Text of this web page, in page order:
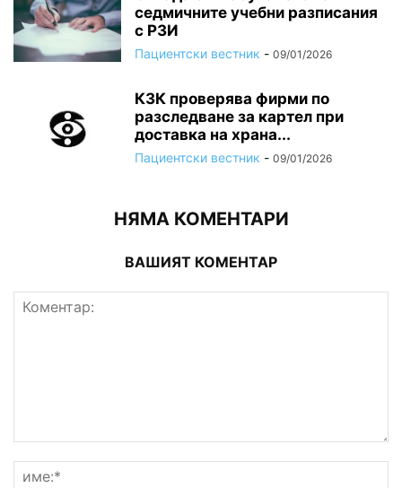
седмичните учебни разписания
с РЗИ
Пациентски вестник - 09/01/2026
КЗК проверява фирми по
разследване за картел при
доставка на храна...
Пациентски вестник - 09/01/2026
НЯМА КОМЕНТАРИ
ВАШИЯТ КОМЕНТАР